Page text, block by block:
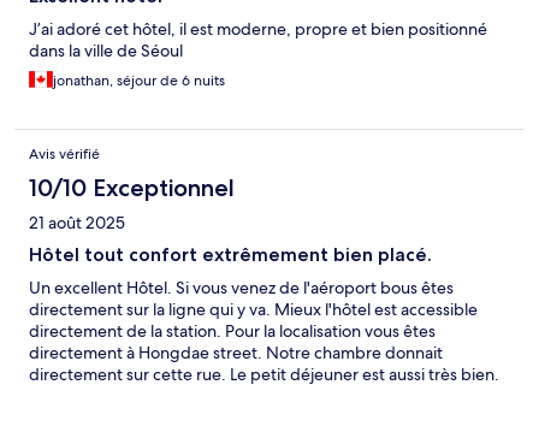
J’ai adoré cet hôtel, il est moderne, propre et bien positionné
dans la ville de Séoul
jonathan, séjour de 6 nuits
Avis vérifié
10/10 Exceptionnel
21 août 2025
Hôtel tout confort extrêmement bien placé.
Un excellent Hôtel. Si vous venez de l'aéroport bous êtes
directement sur la ligne qui y va. Mieux l'hôtel est accessible
directement de la station. Pour la localisation vous êtes
directement à Hongdae street. Notre chambre donnait
directement sur cette rue. Le petit déjeuner est aussi très bien.